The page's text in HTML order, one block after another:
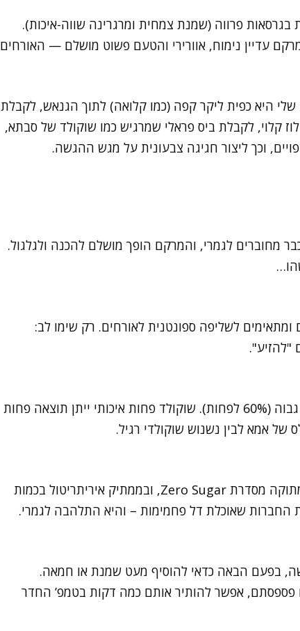
פרווה (שמנת צמחית ומרגרינה שווה-איכות).
עדיין נימוח, אוורירי והטעם פשוט מושלם — האורחים
היא כפית ליקר קפה (כמו קלואה) לתוך הגנאש, לקבלת
קלוי, לקבלת ביס פראלי שמרגיש כמו שוקולד של סבתא,
וכך ליצור חגיגה צבעונית על מגש ההגשה.
מחוברים לגמרי, והמרקם הופך מושלם להכנה ולגלגול.
לשליפה ספונטנית לאורחים. רק שימו לב:
"להזיע".
הכי חשוב לבחור שוקולד מריר איכותי, כזה עם אחוז קקאו גבוה (60% לפחות). שוקולד פחות איכותי ייתן תוצאה פחות
אמא לבין נשנוש שוקולדי רגיל.
אפשר בקלות! משתמשים בשוקולד מריר דל סוכר, שמנת מתוקה מסדרת Zero Sugar, ובממתיק איריתריטול בכמות
החברות שאוכלת דל פחמימות – והיא התלהבה לגמרי.
בפעם הבאה כדאי להוסיף מעט שמנת או חמאה.
אפשר להותיר אותם כמה דקות בטמפ’ החדר